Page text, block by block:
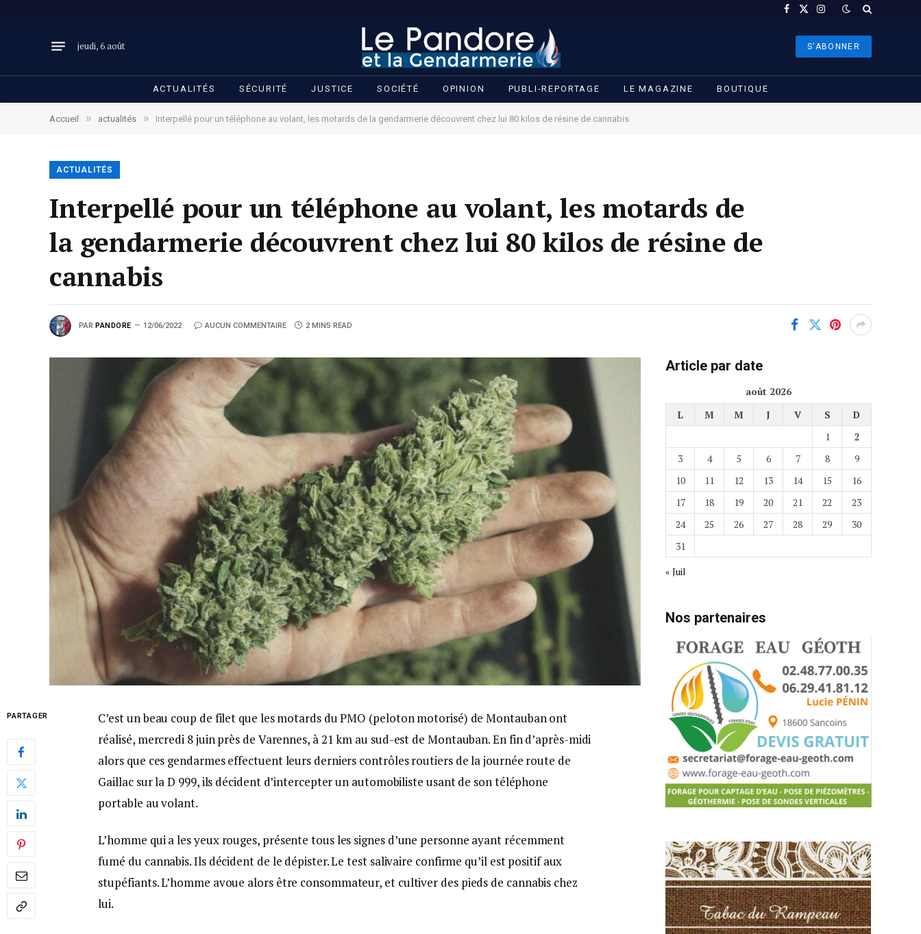
Facebook
X
Instagram
jeudi, 6 août S'ABONNER
ACTUALITÉS SÉCURITÉ JUSTICE SOCIÉTÉ OPINION PUBLI-REPORTAGE LE MAGAZINE BOUTIQUE
Accueil » actualités » Interpellé pour un téléphone au volant, les motards de la gendarmerie découvrent chez lui 80 kilos de résine de cannabis
ACTUALITÉS
Interpellé pour un téléphone au volant, les motards de
la gendarmerie découvrent chez lui 80 kilos de résine de
cannabis
PAR PANDORE 12/06/2022 AUCUN COMMENTAIRE 2 MINS READ
PARTAGER
C’est un beau coup de filet que les motards du PMO (peloton motorisé) de Montauban ont
réalisé, mercredi 8 juin près de Varennes, à 21 km au sud-est de Montauban. En fin d’après-midi
alors que ces gendarmes effectuent leurs derniers contrôles routiers de la journée route de
Gaillac sur la D 999, ils décident d’intercepter un automobiliste usant de son téléphone
portable au volant.
L’homme qui a les yeux rouges, présente tous les signes d’une personne ayant récemment
fumé du cannabis. Ils décident de le dépister. Le test salivaire confirme qu’il est positif aux
stupéfiants. L’homme avoue alors être consommateur, et cultiver des pieds de cannabis chez
lui.
Article par date
août 2026
L
M M J V S
D
1
2
3
4 5 6 7 8
9
10
11 12 13 14 15
16
17
18 19 20 21 22
23
24
25 26 27 28 29
30
31
« Juil
Nos partenaires